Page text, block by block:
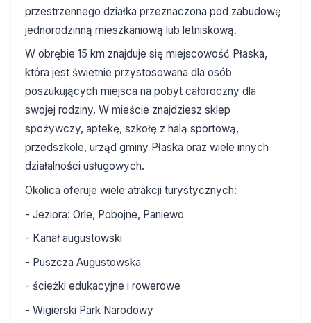
przestrzennego działka przeznaczona pod zabudowę
jednorodzinną mieszkaniową lub letniskową.
W obrębie 15 km znajduje się miejscowość Płaska,
która jest świetnie przystosowana dla osób
poszukujących miejsca na pobyt całoroczny dla
swojej rodziny. W mieście znajdziesz sklep
spożywczy, aptekę, szkołę z halą sportową,
przedszkole, urząd gminy Płaska oraz wiele innych
działalności usługowych.
Okolica oferuje wiele atrakcji turystycznych:
- Jeziora: Orle, Pobojne, Paniewo
- Kanał augustowski
- Puszcza Augustowska
- ścieżki edukacyjne i rowerowe
- Wigierski Park Narodowy